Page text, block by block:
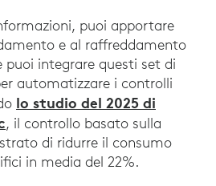
puoi apportare
e al raffreddamento
puoi integrare questi set di
automatizzare i controlli
lo studio del 2025 di
, il controllo basato sulla
di ridurre il consumo
in media del 22%.